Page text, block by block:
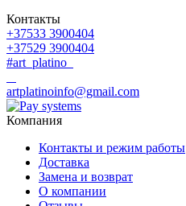
Контакты
+37533 3900404
+37529 3900404
#art_platino
artplatinoinfo@gmail.com
Компания
Контакты и режим работы
Доставка
Замена и возврат
О компании